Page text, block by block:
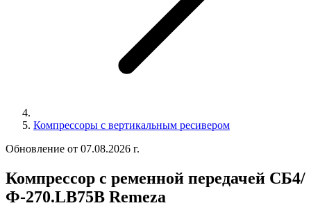
Компрессоры с вертикальным ресивером
Обновление от 07.08.2026 г.
Компрессор с ременной передачей СБ4/
Ф-270.LB75В Remeza